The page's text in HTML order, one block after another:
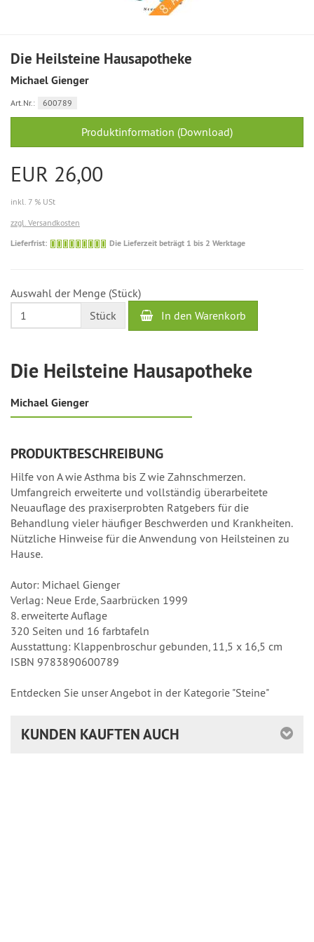
Die Heilsteine Hausapotheke
Michael Gienger
Art.Nr.: 600789
Produktinformation (Download)
EUR 26,00
inkl. 7 % USt
zzgl. Versandkosten
Lieferfrist:
Die
bis
2
Werktage
Die Lieferzeit beträgt 1 bis 2 Werktage
Auswahl der Menge (Stück)
Stück
In den Warenkorb
Die Heilsteine Hausapotheke
Michael Gienger
PRODUKTBESCHREIBUNG
Hilfe von A wie Asthma bis Z wie Zahnschmerzen.
Umfangreich erweiterte und vollständig überarbeitete
Neuauflage des praxiserprobten Ratgebers für die
Behandlung vieler häufiger Beschwerden und Krankheiten.
Nützliche Hinweise für die Anwendung von Heilsteinen zu
Hause.
Autor: Michael Gienger
Verlag: Neue Erde, Saarbrücken 1999
8. erweiterte Auflage
320 Seiten und 16 farbtafeln
Ausstattung: Klappenbroschur gebunden, 11,5 x 16,5 cm
ISBN 9783890600789
Entdecken Sie unser Angebot in der Kategorie "Steine"
KUNDEN KAUFTEN AUCH